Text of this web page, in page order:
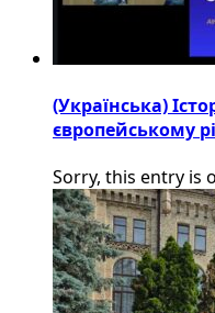
(Українська)
європейському
Sorry, this entry is